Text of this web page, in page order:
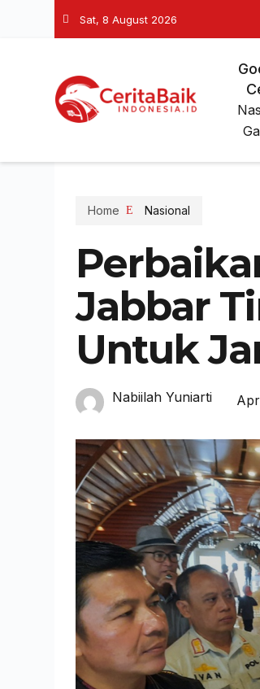
Sat, 8 August 2026
Home Nasional
Jabbar
Untuk
Nabiilah Yuniarti